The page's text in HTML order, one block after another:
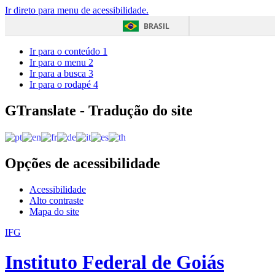
Ir direto para menu de acessibilidade.
BRASIL
Ir para o conteúdo 1
Ir para o menu 2
Ir para a busca 3
Ir para o rodapé 4
GTranslate - Tradução do site
Opções de acessibilidade
Acessibilidade
Alto contraste
Mapa do site
IFG
Instituto Federal de Goiás